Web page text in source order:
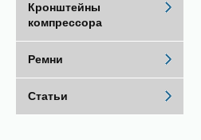
Кронштейны
компрессора
Ремни
Статьи